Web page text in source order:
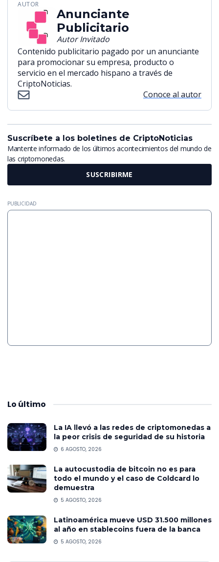
AUTOR
Anunciante
Publicitario
Autor Invitado
Contenido publicitario pagado por un anunciante
para promocionar su empresa, producto o
servicio en el mercado hispano a través de
CriptoNoticias.
Conoce al autor
Suscríbete a los boletines de CriptoNoticias
Mantente informado de los últimos acontecimientos del mundo de
las criptomonedas.
SUSCRIBIRME
PUBLICIDAD
Lo último
La IA llevó a las redes de criptomonedas a
la peor crisis de seguridad de su historia
6 AGOSTO, 2026
La autocustodia de bitcoin no es para
todo el mundo y el caso de Coldcard lo
demuestra
5 AGOSTO, 2026
Latinoamérica mueve USD 31.500 millones
al año en stablecoins fuera de la banca
5 AGOSTO, 2026